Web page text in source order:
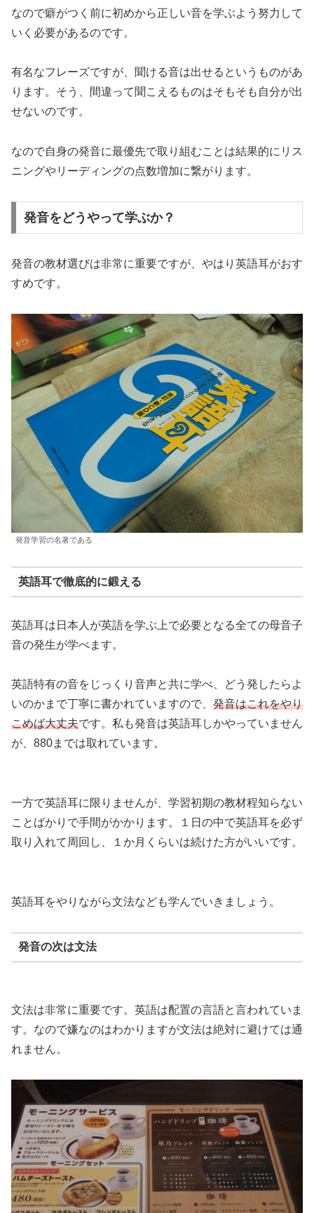
なので癖がつく前に初めから正しい音を学ぶよう努力して
いく必要があるのです。
有名なフレーズですが、聞ける音は出せるというものがあ
ります。そう、間違って聞こえるものはそもそも自分が出
せないのです。
なので自身の発音に最優先で取り組むことは結果的にリス
ニングやリーディングの点数増加に繋がります。
発音をどうやって学ぶか？
発音の教材選びは非常に重要ですが、やはり英語耳がおす
すめです。
発音学習の名著である
英語耳で徹底的に鍛える
英語耳は日本人が英語を学ぶ上で必要となる全ての母音子
音の発生が学べます。
英語特有の音をじっくり音声と共に学べ、どう発したらよ
いのかまで丁寧に書かれていますので、 発音はこれをやり
こめば大丈夫です。私も発音は英語耳しかやっていません
が、880までは取れています。
一方で英語耳に限りませんが、学習初期の教材程知らない
ことばかりで手間がかかります。１日の中で英語耳を必ず
取り入れて周回し、１か月くらいは続けた方がいいです。
英語耳をやりながら文法なども学んでいきましょう。
発音の次は文法
文法は非常に重要です。英語は配置の言語と言われていま
す。なので嫌なのはわかりますが文法は絶対に避けては通
れません。